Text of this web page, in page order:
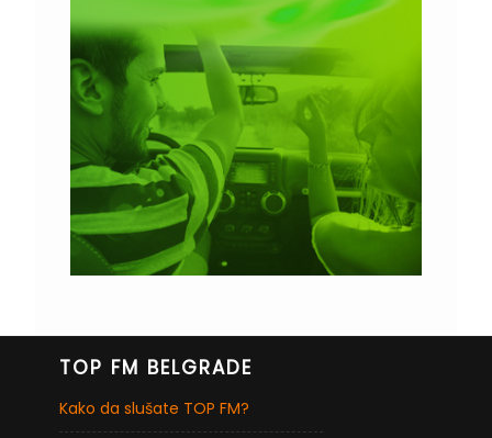
TOP FM BELGRADE
Kako da slušate TOP FM?